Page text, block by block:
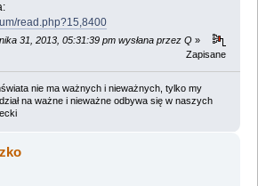
read.php?15,8400
31, 2013, 05:31:39 pm wysłana przez Q »
Zapisane
nie ma ważnych i nieważnych, tylko my
na ważne i nieważne odbywa się w naszych